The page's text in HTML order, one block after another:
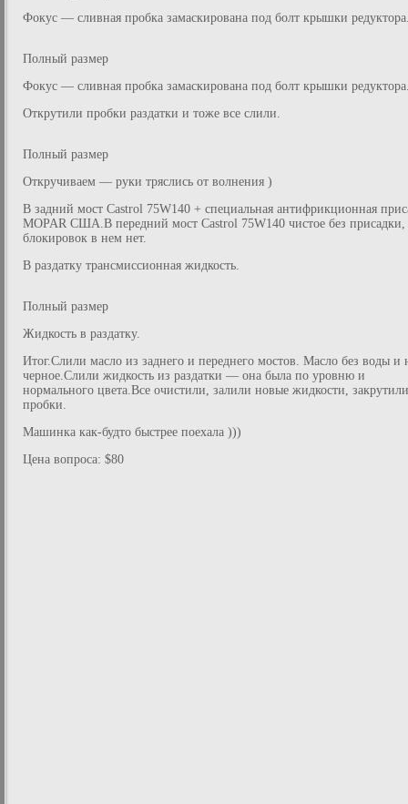
Фокус — сливная пробка замаскирована под болт крышки
Полный размер
Фокус — сливная пробка замаскирована под болт крышки
Открутили пробки раздатки и тоже все слили.
Полный размер
Откручиваем — руки тряслись от волнения )
В задний мост Castrol 75W140 + специальная антифрикционная
MOPAR США.В передний мост Castrol 75W140 чистое без присадки,
блокировок в нем нет.
В раздатку трансмиссионная жидкость.
Полный размер
Жидкость в раздатку.
Итог.Слили масло из заднего и переднего мостов. Масло без воды и
черное.Слили жидкость из раздатки — она была по уровню и
нормального цвета.Все очистили, залили новые жидкости, закрутили
пробки.
Машинка как-будто быстрее поехала )))
Цена вопроса: $80